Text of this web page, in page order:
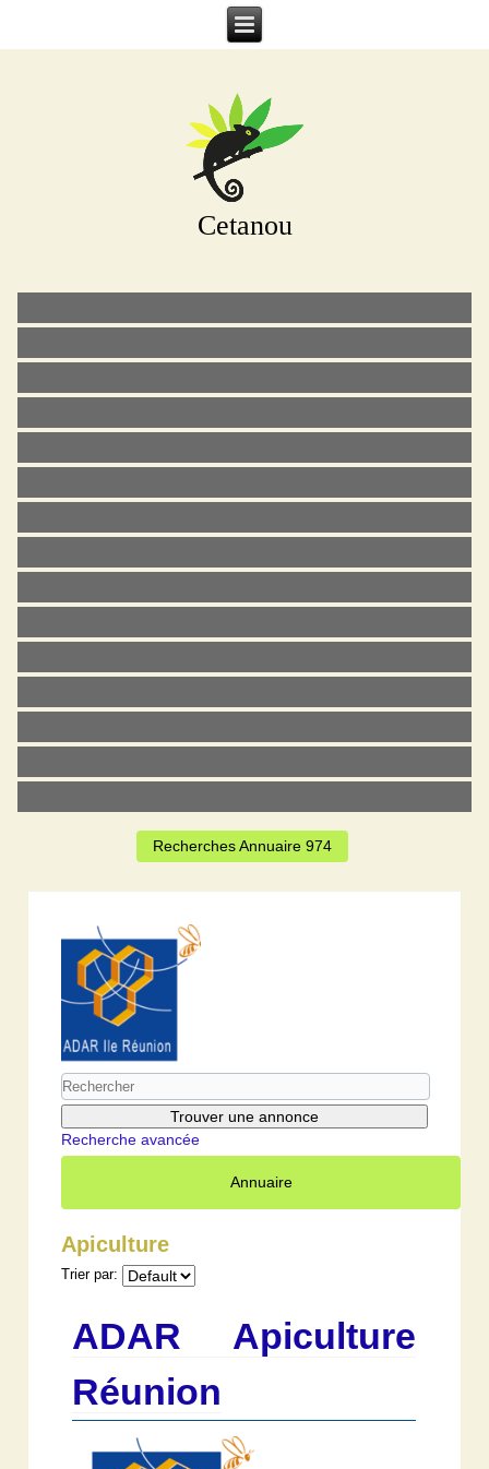
Cetanou
Recherches Annuaire 974
Recherche avancée
Annuaire
Apiculture
Trier par:
ADAR Apiculture
Réunion